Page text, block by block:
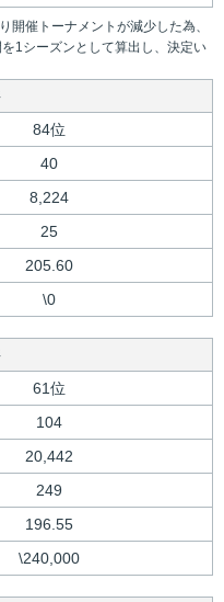
催トーナメントが減少した為、
1シーズンとして算出し、決定い
84位
40
8,224
25
205.60
\0
61位
104
20,442
249
196.55
\240,000